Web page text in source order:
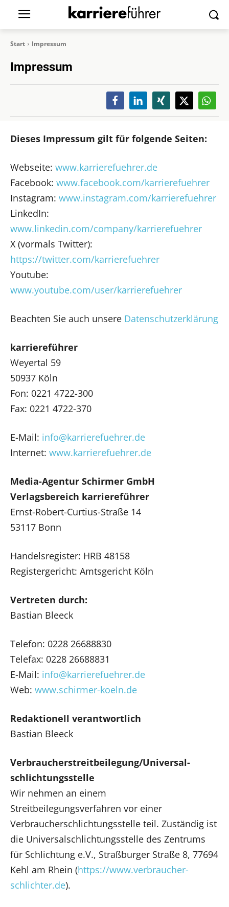
Start Impressum
Impressum
Dieses Impressum gilt für folgende Seiten:
Webseite: www.karrierefuehrer.de
Facebook: www.facebook.com/karrierefuehrer
Instagram: www.instagram.com/karrierefuehrer
LinkedIn:
www.linkedin.com/company/karrierefuehrer
X (vormals Twitter):
https://twitter.com/karrierefuehrer
Youtube:
www.youtube.com/user/karrierefuehrer
Beachten Sie auch unsere Datenschutzerklärung
karriereführer
Weyertal 59
50937 Köln
Fon: 0221 4722-300
Fax: 0221 4722-370
E-Mail: info@karrierefuehrer.de
Internet: www.karrierefuehrer.de
Media-Agentur Schirmer GmbH
Verlagsbereich karriereführer
Ernst-Robert-Curtius-Straße 14
53117 Bonn
Handelsregister: HRB 48158
Registergericht: Amtsgericht Köln
Vertreten durch:
Bastian Bleeck
Telefon: 0228 26688830
Telefax: 0228 26688831
E-Mail: info@karrierefuehrer.de
Web: www.schirmer-koeln.de
Redaktionell verantwortlich
Bastian Bleeck
Verbraucher­streit­beilegung/Universal­
schlichtungs­stelle
Wir nehmen an einem
Streitbeilegungsverfahren vor einer
Verbraucherschlichtungsstelle teil. Zuständig ist
die Universalschlichtungsstelle des Zentrums
für Schlichtung e.V., Straßburger Straße 8, 77694
Kehl am Rhein (https://www.verbraucher-
schlichter.de).